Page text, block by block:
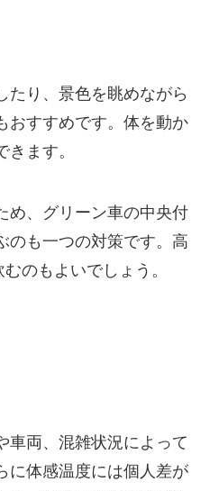
たり、景色を眺めながら
おすすめです。体を動か
ます。
め、グリーン車の中央付
のも一つの対策です。高
のもよいでしょう。
車両、混雑状況によって
に体感温度には個人差が